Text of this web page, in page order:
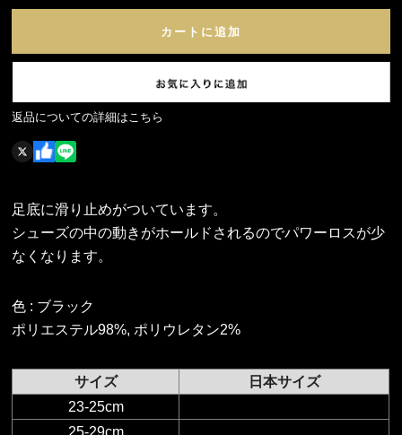
カートに追加
返品についての詳細はこちら
足底に滑り止めがついています。
シューズの中の動きがホールドされるのでパワーロスが少
なくなります。
色 : ブラック
ポリエステル98%, ポリウレタン2%
サイズ
日本サイズ
23-25cm